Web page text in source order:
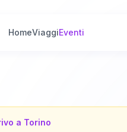
HomeViaggiEventi
a Torino